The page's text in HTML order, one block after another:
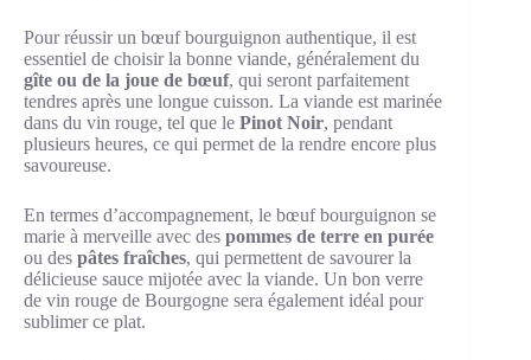
Pour réussir un bœuf bourguignon authentique, il est
essentiel de choisir la bonne viande, généralement du
gîte ou de la joue de bœuf, qui seront parfaitement
tendres après une longue cuisson. La viande est marinée
dans du vin rouge, tel que le Pinot Noir, pendant
plusieurs heures, ce qui permet de la rendre encore plus
savoureuse.
En termes d’accompagnement, le bœuf bourguignon se
marie à merveille avec des pommes de terre en purée
ou des pâtes fraîches, qui permettent de savourer la
délicieuse sauce mijotée avec la viande. Un bon verre
de vin rouge de Bourgogne sera également idéal pour
sublimer ce plat.